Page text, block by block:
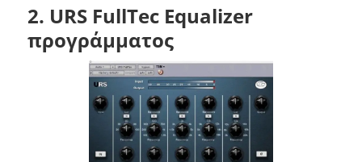
2. URS FullTec Equalizer
προγράμματος